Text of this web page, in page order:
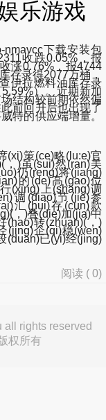
乐游戏
nmavcc下载安装包
收跌0.05%，报
涨0.76%，报4744
存录得2077万桶，
伊拉燃料油库存录
）。近期新加
结构较前期依然偏
前回升后也出现了
特的供应端增量。
(xi)策(ce)略(lu:e)官
，)虽(sui)然(ran)美
仍(reng)将(jiang)
的(de)高(gao)位
(xing)上(shang)调
调(diao)节(jie)参
汇(hui)存(cun)款
，)叠(die)加(jia)中
(hao)转(zhuan)(，)
(jing)企(qi)稳(wen)
(duan)已(yi)经(jing)
阅读 (0)
rights reserved
权所有